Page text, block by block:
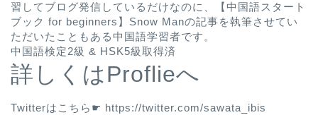
習してブログ発信しているだけなのに、
【中国語スタート
ブック for beginners】Snow Manの記事を執筆させてい
ただいたこともある中国語学習者です。
中国語検定2級 & HSK5級取得済
詳しくはProflieへ
Twitterはこちら☛ https://twitter.com/sawata_ibis